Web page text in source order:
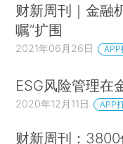
财新周刊｜金融
嘱”扩围
2021年06月26日 APP
ESG风险管理在
2020年12月11日 APP
财新周刊：